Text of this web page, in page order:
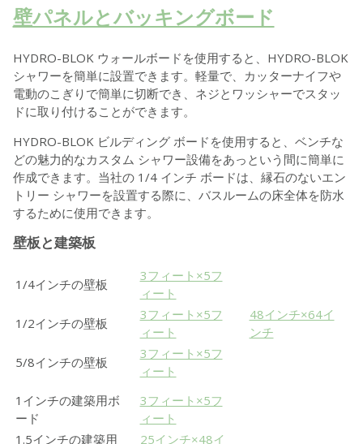
壁パネルとバッキングボード
HYDRO-BLOK ウォールボードを使用すると、HYDRO-BLOK
シャワーを簡単に設置できます。軽量で、カッターナイフや
電動のこぎりで簡単に切断でき、ネジとワッシャーでスタッ
ドに取り付けることができます。
HYDRO-BLOK ビルディング ボードを使用すると、ベンチな
どの魅力的なカスタム シャワー設備をあっという間に簡単に
作成できます。当社の 1/4 インチ ボードは、縁石のないエン
トリー シャワーを設置する際に、バスルームの床全体を防水
するために使用できます。
壁板と建築板
1/4インチの壁板
3フィート×5フ
ィート
1/2インチの壁板
3フィート×5フ
ィート
48インチ×64イ
ンチ
5/8インチの壁板
3フィート×5フ
ィート
1インチの建築用ボ
ード
3フィート×5フ
ィート
1.5インチの建築用
25インチ×48イ